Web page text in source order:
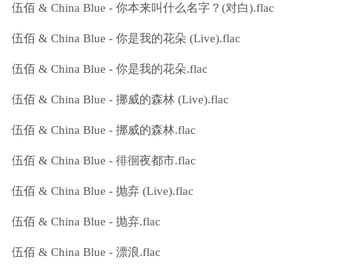
伍佰 & China Blue - 你本来叫什么名字？(对白).flac
伍佰 & China Blue - 你是我的花朵 (Live).flac
伍佰 & China Blue - 你是我的花朵.flac
伍佰 & China Blue - 挪威的森林 (Live).flac
伍佰 & China Blue - 挪威的森林.flac
伍佰 & China Blue - 徘徊夜都市.flac
伍佰 & China Blue - 抛弃 (Live).flac
伍佰 & China Blue - 抛弃.flac
伍佰 & China Blue - 漂浪.flac